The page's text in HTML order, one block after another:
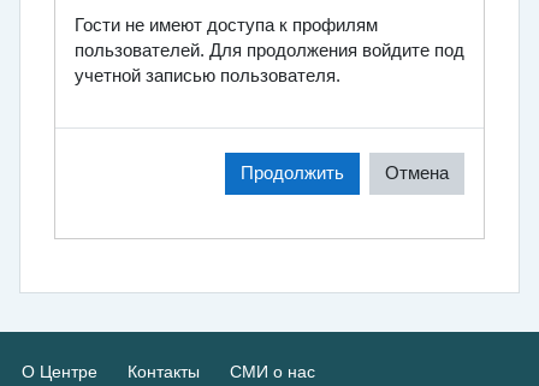
Гости не имеют доступа к профилям
пользователей. Для продолжения войдите под
учетной записью пользователя.
Продолжить Отмена
О Центре Контакты СМИ о нас